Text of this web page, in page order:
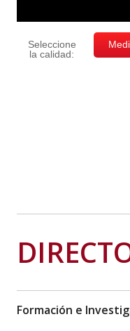
Formación e